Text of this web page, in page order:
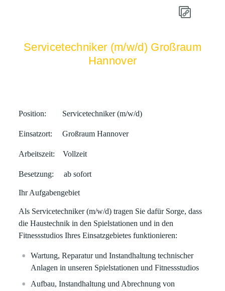
Servicetechniker (m/w/d) Großraum
Hannover
Position: Servicetechniker (m/w/d)
Einsatzort:Großraum Hannover
Arbeitszeit:Vollzeit
Besetzung: ab sofort
Ihr Aufgabengebiet
Als Servicetechniker (m/w/d) tragen Sie dafür Sorge, dass
dieHaustechnik in den Spielstationen und in den
Fitnessstudios Ihres Einsatzgebietes funktionieren:
Wartung, Reparatur und Instandhaltung technischer
Anlagen in unseren Spielstationen und Fitnessstudios
Aufbau, Instandhaltung und Abrechnung von